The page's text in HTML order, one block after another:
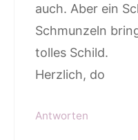
auch. Aber ein
Schmunzeln
tolles Schild.
Herzlich, do
Antworten